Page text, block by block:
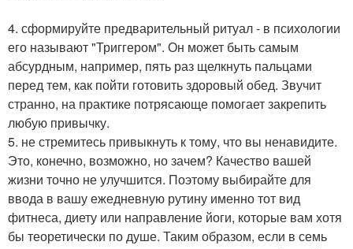
4. сформируйте предварительный ритуал - в психологии
его называют "Триггером". Он может быть самым
абсурдным, например, пять раз щелкнуть пальцами
перед тем, как пойти готовить здоровый обед. Звучит
странно, на практике потрясающе помогает закрепить
любую привычку.
5. не стремитесь привыкнуть к тому, что вы ненавидите.
Это, конечно, возможно, но зачем? Качество вашей
жизни точно не улучшится. Поэтому выбирайте для
ввода в вашу ежедневную рутину именно тот вид
фитнеса, диету или направление йоги, которые вам хотя
бы теоретически по душе. Таким образом, если в семь